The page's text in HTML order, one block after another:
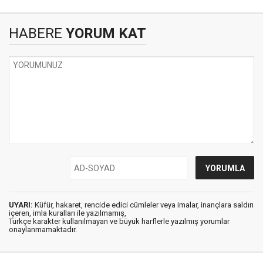
HABERE YORUM KAT
UYARI: Küfür, hakaret, rencide edici cümleler veya imalar, inançlara saldırı
içeren, imla kuralları ile yazılmamış,
Türkçe karakter kullanılmayan ve büyük harflerle yazılmış yorumlar
onaylanmamaktadır.